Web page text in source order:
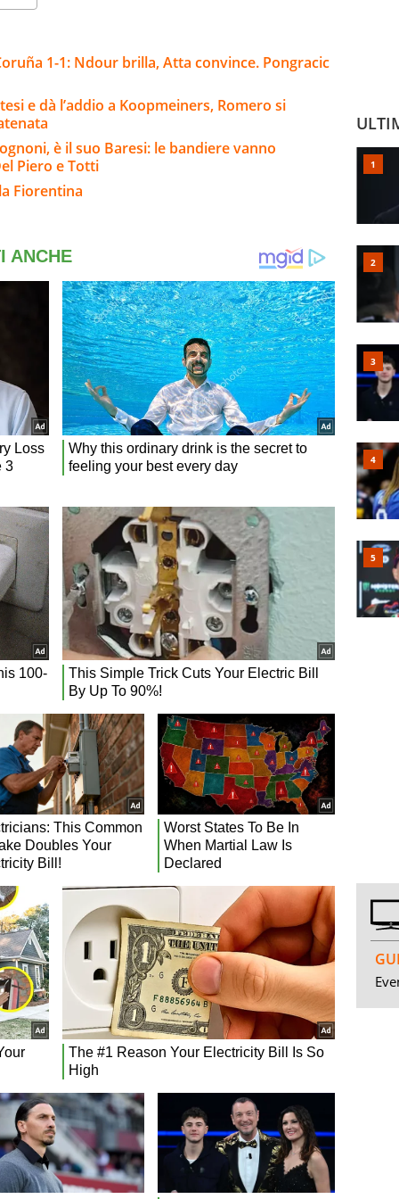
1-1: Ndour brilla, Atta convince. Pongracic
e dà l’addio a Koopmeiners, Romero si
è il suo Baresi: le bandiere vanno
Piero e Totti
Fiorentina